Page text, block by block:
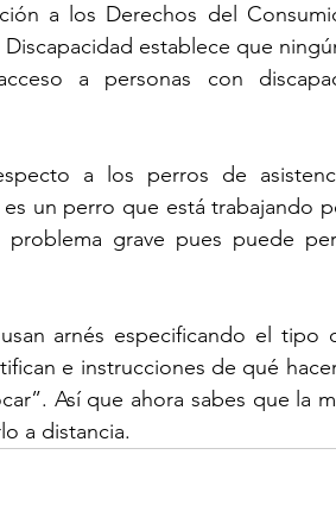
a los Derechos del
establece que
a personas con
a los perros de
un perro que está trabajando
grave pues puede
arnés especificando el tipo
e instrucciones de qué
Así que ahora sabes que la
a distancia.